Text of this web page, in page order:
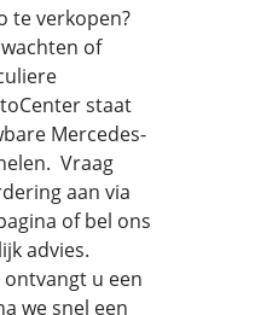
te verkopen?
of
staat
Mercedes-
Vraag
aan via
of bel ons
advies.
u een
we snel een